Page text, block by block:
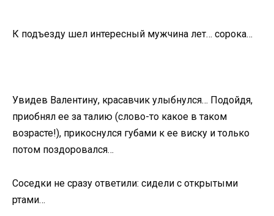
К подъезду шел интересный мужчина лет… сорока…
Увидев Валентину, красавчик улыбнулся… Подойдя,
приобнял ее за талию (слово-то какое в таком
возрасте!), прикоснулся губами к ее виску и только
потом поздоровался…
Соседки не сразу ответили: сидели с открытыми
ртами…